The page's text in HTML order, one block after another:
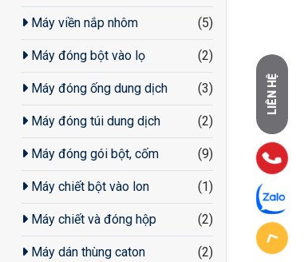
Máy viền nắp nhôm (5)
Máy đóng bột vào lọ (2)
Máy đóng ống dung dịch (3)
Máy đóng túi dung dịch (2)
Máy đóng gói bột, cốm (9)
Máy chiết bột vào lon (1)
Máy chiết và đóng hộp (2)
Máy dán thùng caton (2)
LIÊN HỆ